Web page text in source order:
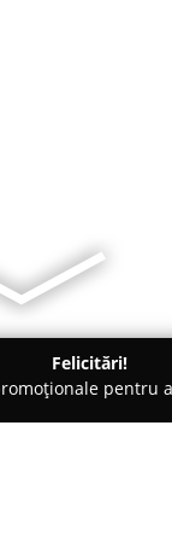
Felicitări!
pentru